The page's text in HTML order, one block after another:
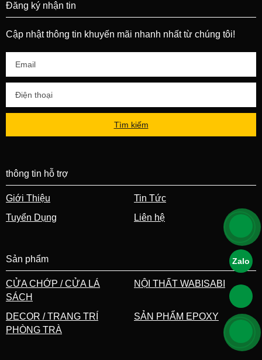
Đăng ký nhận tin
Cập nhật thông tin khuyến mãi nhanh nhất từ chúng tôi!
Tìm kiếm
thông tin hỗ trợ
Giới Thiệu
Tin Tức
Tuyển Dụng
Liên hệ
Sản phẩm
CỬA CHỚP / CỬA LÁ
SÁCH
NỘI THẤT WABISABI
DECOR / TRANG TRÍ
PHÒNG TRÀ
SẢN PHẨM EPOXY
Zalo